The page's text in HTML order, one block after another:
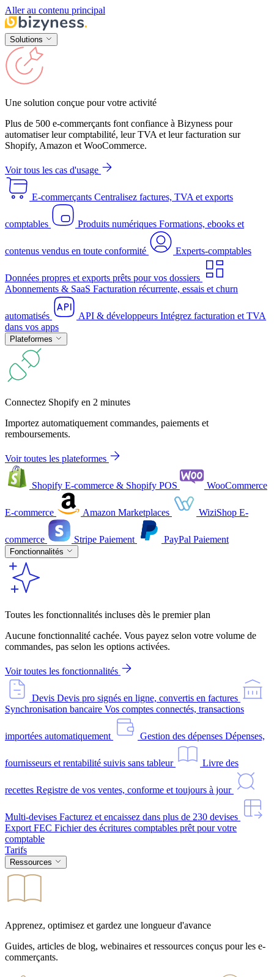
Aller au contenu principal
Solutions
Une solution conçue pour votre activité
Plus de 500 e-commerçants font confiance à Bizyness pour
automatiser leur comptabilité, leur TVA et leur facturation sur
Shopify, Amazon et WooCommerce.
Voir tous les cas d'usage
E-commerçants Centralisez factures, TVA et exports
comptables Produits numériques Formations, ebooks et
contenus vendus en toute conformité Experts-comptables
Données propres et exports prêts pour vos dossiers
Abonnements & SaaS Facturation récurrente, essais et churn
automatisés API & développeurs Intégrez facturation et TVA
dans vos apps
Plateformes
Connectez Shopify en 2 minutes
Importez automatiquement commandes, paiements et
remboursements.
Voir toutes les plateformes
Shopify E-commerce & Shopify POS WooCommerce
E-commerce Amazon Marketplaces WiziShop E-
commerce Stripe Paiement PayPal Paiement
Fonctionnalités
Toutes les fonctionnalités incluses dès le premier plan
Aucune fonctionnalité cachée. Vous payez selon votre volume de
commandes, pas selon les options activées.
Voir toutes les fonctionnalités
Devis Devis pro signés en ligne, convertis en factures
Synchronisation bancaire Vos comptes connectés, transactions
importées automatiquement Gestion des dépenses Dépenses,
fournisseurs et rentabilité suivis sans tableur Livre des
recettes Registre de vos ventes, conforme et toujours à jour
Multi-devises Facturez et encaissez dans plus de 230 devises
Export FEC Fichier des écritures comptables prêt pour votre
comptable
Tarifs
Ressources
Apprenez, optimisez et gardez une longueur d'avance
Guides, articles de blog, webinaires et ressources conçus pour les e-
commerçants.